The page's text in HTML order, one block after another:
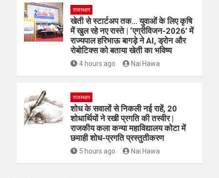
राजस्थान
खेती से स्टार्टअप तक… युवाओं के लिए कृषि
में खुल रहे नए रास्ते | ‘एग्रीविजन-2026’ में
राज्यपाल हरिभाऊ बागड़े ने AI, ड्रोन और
रोबोटिक्स को बताया खेती का भविष्य
4 hours ago Nai Hawa
राजस्थान
शोध के सवालों से निकली नई राहें, 20
शोधार्थियों ने रखी प्रगति की तस्वीर |
राजकीय कला कन्या महाविद्यालय कोटा में
छमाही शोध-प्रगति प्रस्तुतीकरण
5 hours ago Nai Hawa